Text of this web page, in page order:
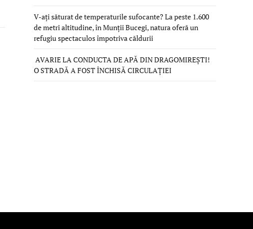
V-ați săturat de temperaturile sufocante? La peste 1.600
de metri altitudine, în Munții Bucegi, natura oferă un
refugiu spectaculos împotriva căldurii
AVARIE LA CONDUCTA DE APĂ DIN DRAGOMIREȘTI!
O STRADĂ A FOST ÎNCHISĂ CIRCULAȚIEI